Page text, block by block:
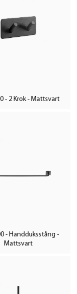
- 2 Krok - Mattsvart
- Handduksstång -
Mattsvart